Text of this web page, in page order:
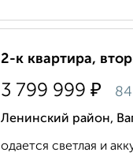
2-к квартира,
3 799 999 ₽
Ленинский район,
одается светлая и